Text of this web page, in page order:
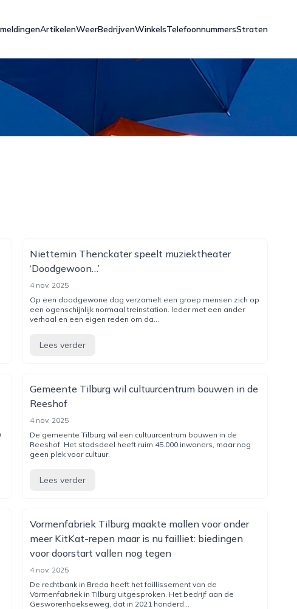
ArtikelenWeerBedrijvenWinkelsTelefoonnummersStraten
Niettemin Thenckater speelt muziektheater
‘Doodgewoon…’
4 nov. 2025
Op een doodgewone dag verzamelt een groep mensen zich op
een ogenschijnlijk normaal treinstation. Ieder met een ander
verhaal en een eigen reden om da...
Lees verder
Gemeente Tilburg wil cultuurcentrum bouwen in de
Reeshof
4 nov. 2025
De gemeente Tilburg wil een cultuurcentrum bouwen in de
Reeshof. Het stadsdeel heeft ruim 45.000 inwoners, maar nog
geen plek voor cultuur.
Lees verder
Vormenfabriek Tilburg maakte mallen voor onder
meer KitKat-repen maar is nu failliet: biedingen
voor doorstart vallen nog tegen
4 nov. 2025
De rechtbank in Breda heeft het faillissement van de
Vormenfabriek in Tilburg uitgesproken. Het bedrijf aan de
Gesworenhoekseweg, dat in 2021 honderd...